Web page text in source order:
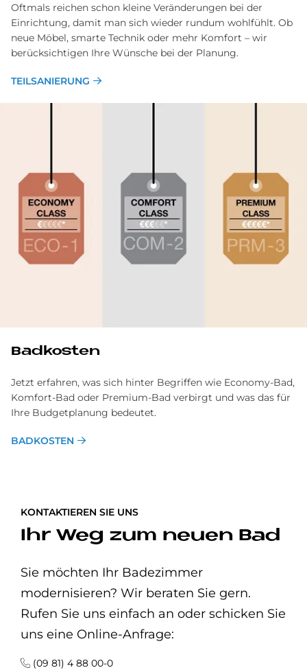
Oftmals reichen schon kleine Veränderungen bei der
Einrichtung, damit man sich wieder rundum wohlfühlt. Ob
neue Möbel, smarte Technik oder mehr Komfort – wir
berücksichtigen Ihre Wünsche bei der Planung.
TEILSANIERUNG
Bad­ko­sten
Jetzt erfahren, was sich hinter Begriffen wie Economy-Bad,
Komfort-Bad oder Premium-Bad verbirgt und was das für
Ihre Budgetplanung bedeutet.
BADKOSTEN
KONTAKTIEREN SIE UNS
Ihr Weg zum neuen Bad
Sie möchten Ihr Badezimmer
modernisieren? Wir beraten Sie gern.
Rufen Sie uns einfach an oder schicken Sie
uns eine Online-Anfrage:
(09 81) 4 88 00-0